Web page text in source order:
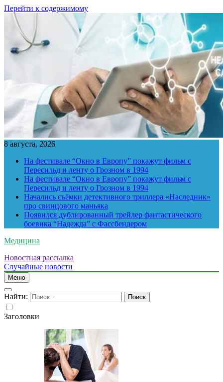
Перейти к содержимому
8 августа, 2026
На фестивале “Окно в Европу” покажут фильм с
Пересильд и ленту о Грозном в 1994
На фестивале “Окно в Европу” покажут фильм с
Пересильд и ленту о Грозном в 1994
Начались съёмки детективного триллера «Наследник»
про свинцового маньяка
Появился дублированный трейлер фантастического
боевика “Надежда” с Фассбендером
Медицина
Новостная рассылка
Случайные новости
Меню
Найти:
Заголовки